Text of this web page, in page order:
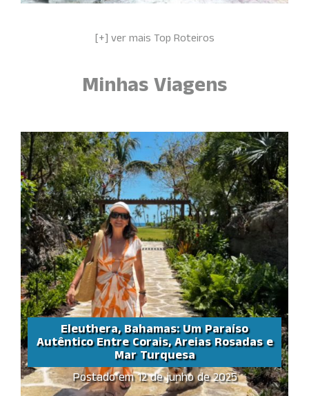
[+] ver mais Top Roteiros
Minhas Viagens
Eleuthera, Bahamas: Um Paraíso
Autêntico Entre Corais, Areias Rosadas e
Mar Turquesa
Postado em 12 de junho de 2025
Eleuthera, Bahamas: Um
Paraíso Autêntico Entre
Corais, Areias Rosadas e